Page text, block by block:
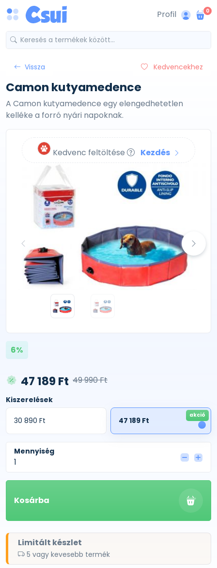
Profil 0
Vissza Kedvencekhez
Camon kutyamedence
A Camon kutyamedence egy elengedhetetlen
kelléke a forró nyári napoknak.
Kedvenc feltöltése Kezdés
6%
47 189 Ft 49 990 Ft
Kiszerelések
30 890 Ft
1
akció
47 189 Ft
Mennyiség
Kosárba
Limitált készlet
5 vagy kevesebb termék